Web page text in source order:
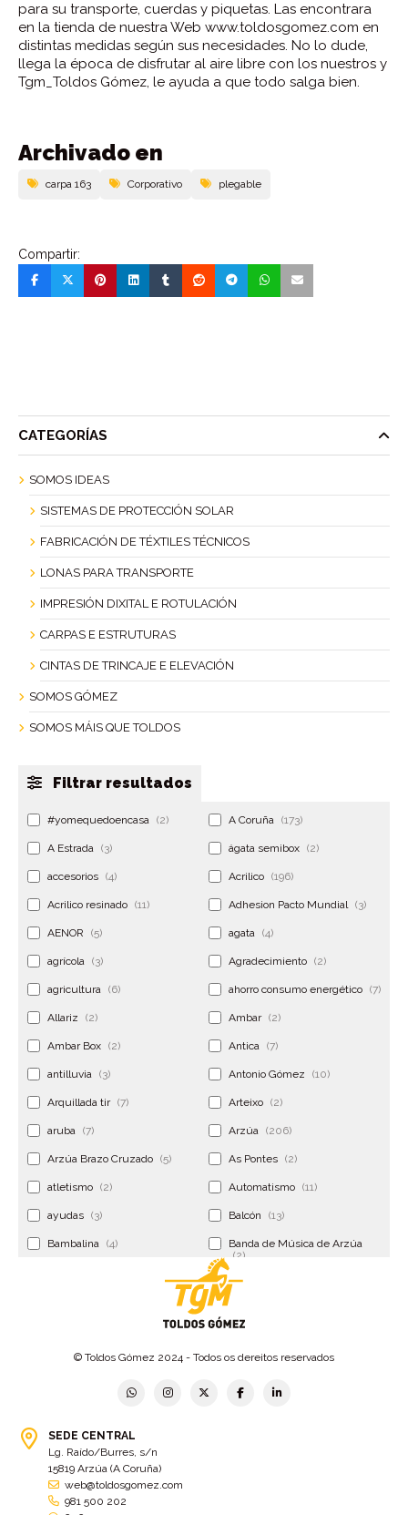
para su transporte, cuerdas y piquetas. Las encontrara
en la tienda de nuestra Web www.toldosgomez.com en
distintas medidas según sus necesidades. No lo dude,
llega la época de disfrutar al aire libre con los nuestros y
Tgm_Toldos Gómez, le ayuda a que todo salga bien.
Archivado en
carpa 163 Corporativo plegable
Compartir:
CATEGORÍAS
SOMOS IDEAS
SISTEMAS DE PROTECCIÓN SOLAR
FABRICACIÓN DE TÉXTILES TÉCNICOS
LONAS PARA TRANSPORTE
IMPRESIÓN DIXITAL E ROTULACIÓN
CARPAS E ESTRUTURAS
CINTAS DE TRINCAJE E ELEVACIÓN
SOMOS GÓMEZ
SOMOS MÁIS QUE TOLDOS
Filtrar resultados
#yomequedoencasa (2) A Coruña (173)
A Estrada (3) ágata semibox (2)
accesorios (4) Acrilico (196)
Acrilico resinado (11) Adhesion Pacto Mundial (3)
AENOR (5) agata (4)
agrícola (3) Agradecimiento (2)
agricultura (6) ahorro consumo energético (7)
Allariz (2) Ambar (2)
Ambar Box (2) Antica (7)
antilluvia (3) Antonio Gómez (10)
Arquillada tir (7) Arteixo (2)
aruba (7) Arzúa (206)
Arzúa Brazo Cruzado (5) As Pontes (2)
atletismo (2) Automatismo (11)
ayudas (3) Balcón (13)
Bambalina (4)
Banda de Música de Arzúa
(2)
Banderolas
Betanzos
bolsa cac (3)
bolsa ct (3)
Bolsas de elevación
© Toldos Gómez 2024 - Todos os dereitos reservados
SEDE CENTRAL
Lg. Raído/Burres, s/n
15819 Arzúa (A Coruña)
web@toldosgomez.com
981 500 202